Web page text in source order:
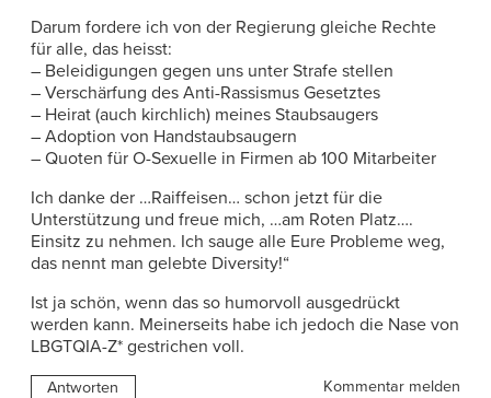
Darum fordere ich von der Regierung gleiche Rechte
für alle, das heisst:
– Beleidigungen gegen uns unter Strafe stellen
– Verschärfung des Anti-Rassismus Gesetztes
– Heirat (auch kirchlich) meines Staubsaugers
– Adoption von Handstaubsaugern
– Quoten für O-Sexuelle in Firmen ab 100 Mitarbeiter
Ich danke der …Raiffeisen… schon jetzt für die
Unterstützung und freue mich, …am Roten Platz….
Einsitz zu nehmen. Ich sauge alle Eure Probleme weg,
das nennt man gelebte Diversity!“
Ist ja schön, wenn das so humorvoll ausgedrückt
werden kann. Meinerseits habe ich jedoch die Nase von
LBGTQIA-Z* gestrichen voll.
Antworten
Kommentar melden